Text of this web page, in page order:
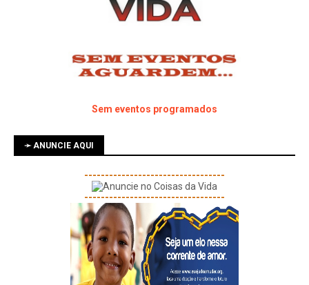
Sem eventos programados
➛ ANUNCIE AQUI
----------------------------------
----------------------------------